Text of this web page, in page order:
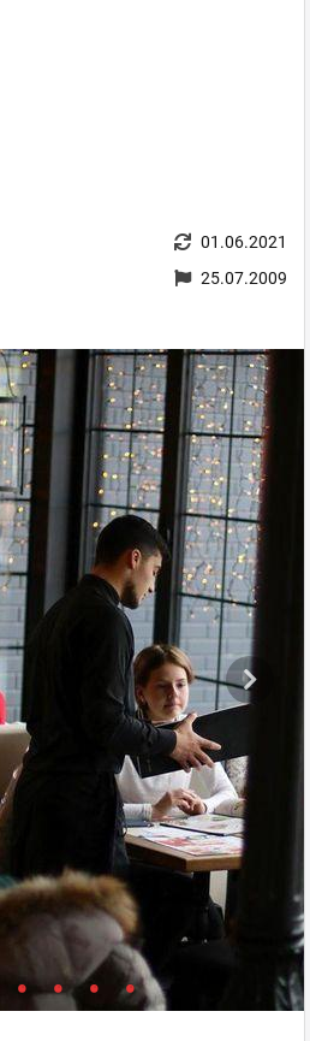
01.06.2021
25.07.2009